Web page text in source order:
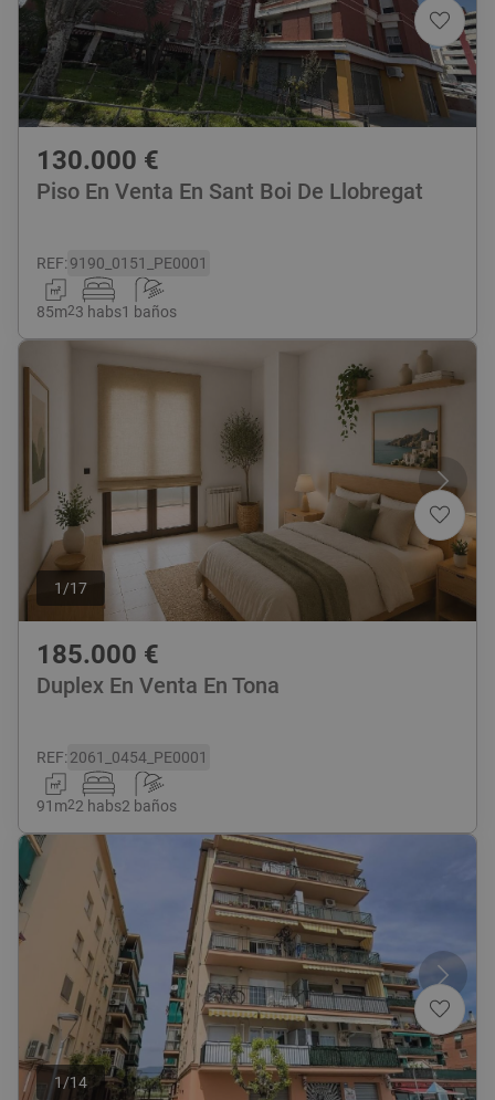
130.000 €
Piso En Venta En Sant Boi De Llobregat
REF:9190_0151_PE0001
85m23 habs1 baños
1 /17
185.000 €
Duplex En Venta En Tona
REF:2061_0454_PE0001
91 m22 habs2 baños
1/14